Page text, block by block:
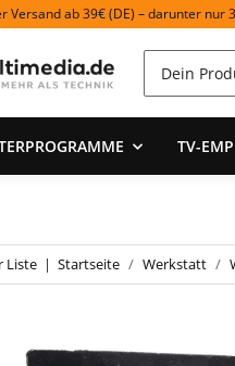
Versand ab 39€ (DE) – darunter nur
TV-
Liste Startseite Werkstatt